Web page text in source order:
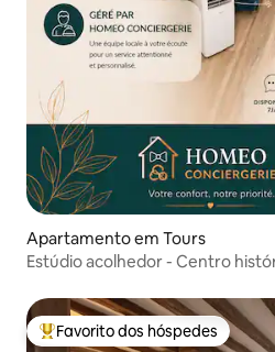
Apartamento em Tours
Estúdio acolhedor - Centro
Favoritos dos hóspedes mais
Favorito dos hóspedes